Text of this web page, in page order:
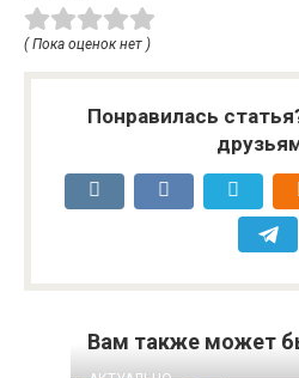
( Пока оценок нет )
Понравилась
Вам также может